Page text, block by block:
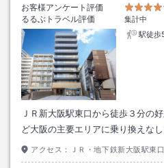
お客様アンケート評価
るるぶトラベル評価
集計中
駅徒歩
ＪＲ新大阪駅東口から徒歩３分の
ど大阪の主要エリアに乗り換えな
アクセス： ＪＲ・地下鉄新大阪駅東